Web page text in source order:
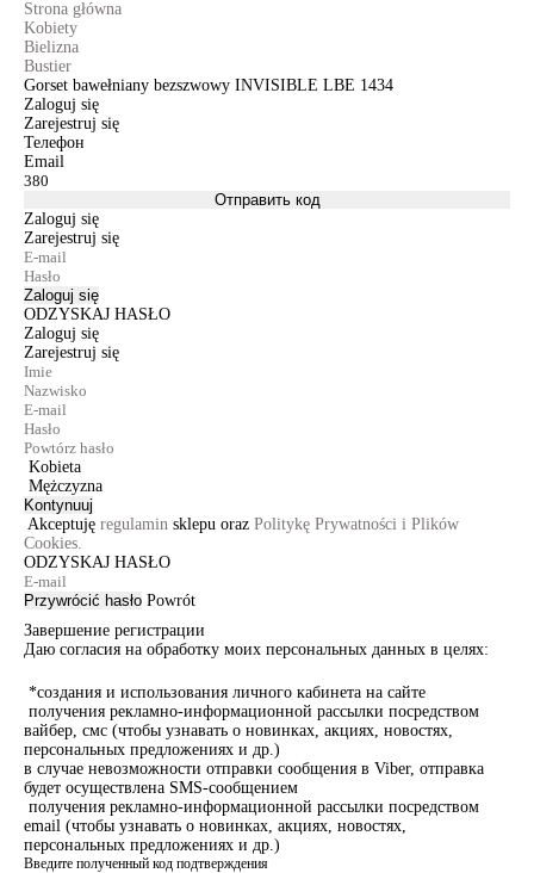
Strona główna
Kobiety
Bielizna
Bustier
Gorset bawełniany bezszwowy INVISIBLE LBE 1434
Zaloguj się
Zarejestruj się
Телефон
Email
Отправить код
Zaloguj się
Zarejestruj się
Zaloguj się
ODZYSKAJ HASŁO
Zaloguj się
Zarejestruj się
Kobieta
Mężczyzna
Kontynuuj
Akceptuję regulamin sklepu oraz Politykę Prywatności i Plików
Cookies.
ODZYSKAJ HASŁO
Przywrócić hasło Powrót
Завершение регистрации
Даю согласия на обработку моих персональных данных в целях:
*создания и использования личного кабинета на сайте
получения рекламно-информационной рассылки посредством
вайбер, смс (чтобы узнавать о новинках, акциях, новостях,
персональных предложениях и др.)
в случае невозможности отправки сообщения в Viber, отправка
будет осуществлена SMS-сообщением
получения рекламно-информационной рассылки посредством
email (чтобы узнавать о новинках, акциях, новостях,
персональных предложениях и др.)
Введите полученный код подтверждения